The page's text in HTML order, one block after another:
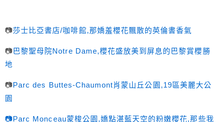
📷莎士比亞書店/咖啡館,那嬌羞櫻花飄散的英倫書香氣
📷 巴黎聖母院Notre Dame,櫻花盛放美到屏息的巴黎賞櫻勝
地
📷Parc des Buttes-Chaumont肖蒙山丘公園,19區美麗大公
園
📷Parc Monceau蒙梭公園,嬌點湛藍天空的粉嫩櫻花,那些我